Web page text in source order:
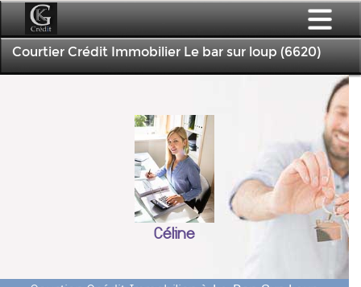
Courtier Crédit Immobilier Le bar sur loup (6620)
Céline